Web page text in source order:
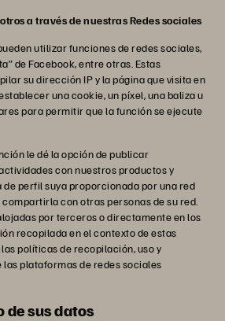
a través de nuestras Redes sociales
utilizar funciones de redes sociales,
de Facebook, entre otras. Estas
su dirección IP y la página que visita en
una cookie, un píxel, una baliza u
para permitir que la función se ejecute
le dé la opción de publicar
con nuestros productos y
de perfil suya proporcionada por una red
con otras personas de su red.
por terceros o directamente en los
recopilada en el contexto de estas
políticas de recopilación, uso y
las plataformas de redes sociales
sus datos